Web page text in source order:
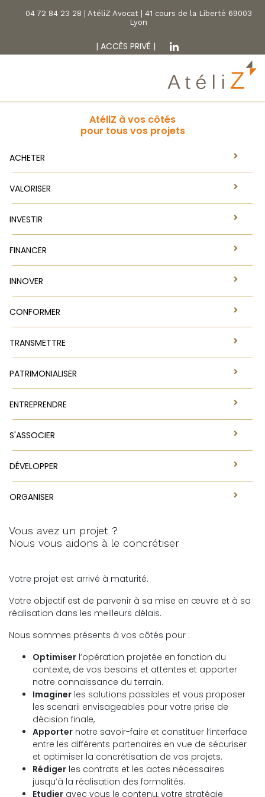
04 72 84 23 28 | AtéliZ Avocat | 41 cours de la Liberté 69003
Lyon
| ACCÈS PRIVÉ |
AtéliZ à vos côtés
pour tous vos projets
ACHETER
VALORISER
INVESTIR
FINANCER
INNOVER
CONFORMER
TRANSMETTRE
PATRIMONIALISER
ENTREPRENDRE
S'ASSOCIER
DÉVELOPPER
ORGANISER
Vous avez un projet ?
Nous vous aidons à le concrétiser
Votre projet est arrivé à maturité.
Votre objectif est de parvenir à sa mise en œuvre et à sa
réalisation dans les meilleurs délais.
Nous sommes présents à vos côtés pour :
Optimiser l’opération projetée en fonction du
contexte, de vos besoins et attentes et apporter
notre connaissance du terrain.
Imaginer les solutions possibles et vous proposer
les scenarii envisageables pour votre prise de
décision finale,
Apporter notre savoir-faire et constituer l’interface
entre les différents partenaires en vue de sécuriser
et optimiser la concrétisation de vos projets.
Rédiger les contrats et les actes nécessaires
jusqu’à la réalisation des formalités.
Etudier avec vous le contenu, votre stratégie